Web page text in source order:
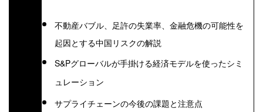
不動産バブル、足許の失業率、金融危機の可能性を
起因とする中国リスクの解説
S&Pグローバルが手掛ける経済モデルを使ったシミ
ュレーション
サプライチェーンの今後の課題と注意点